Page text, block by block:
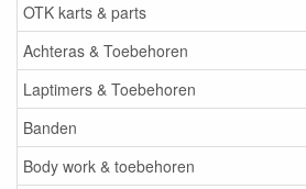
OTK karts & parts
Achteras & Toebehoren
Laptimers & Toebehoren
Banden
Body work & toebehoren